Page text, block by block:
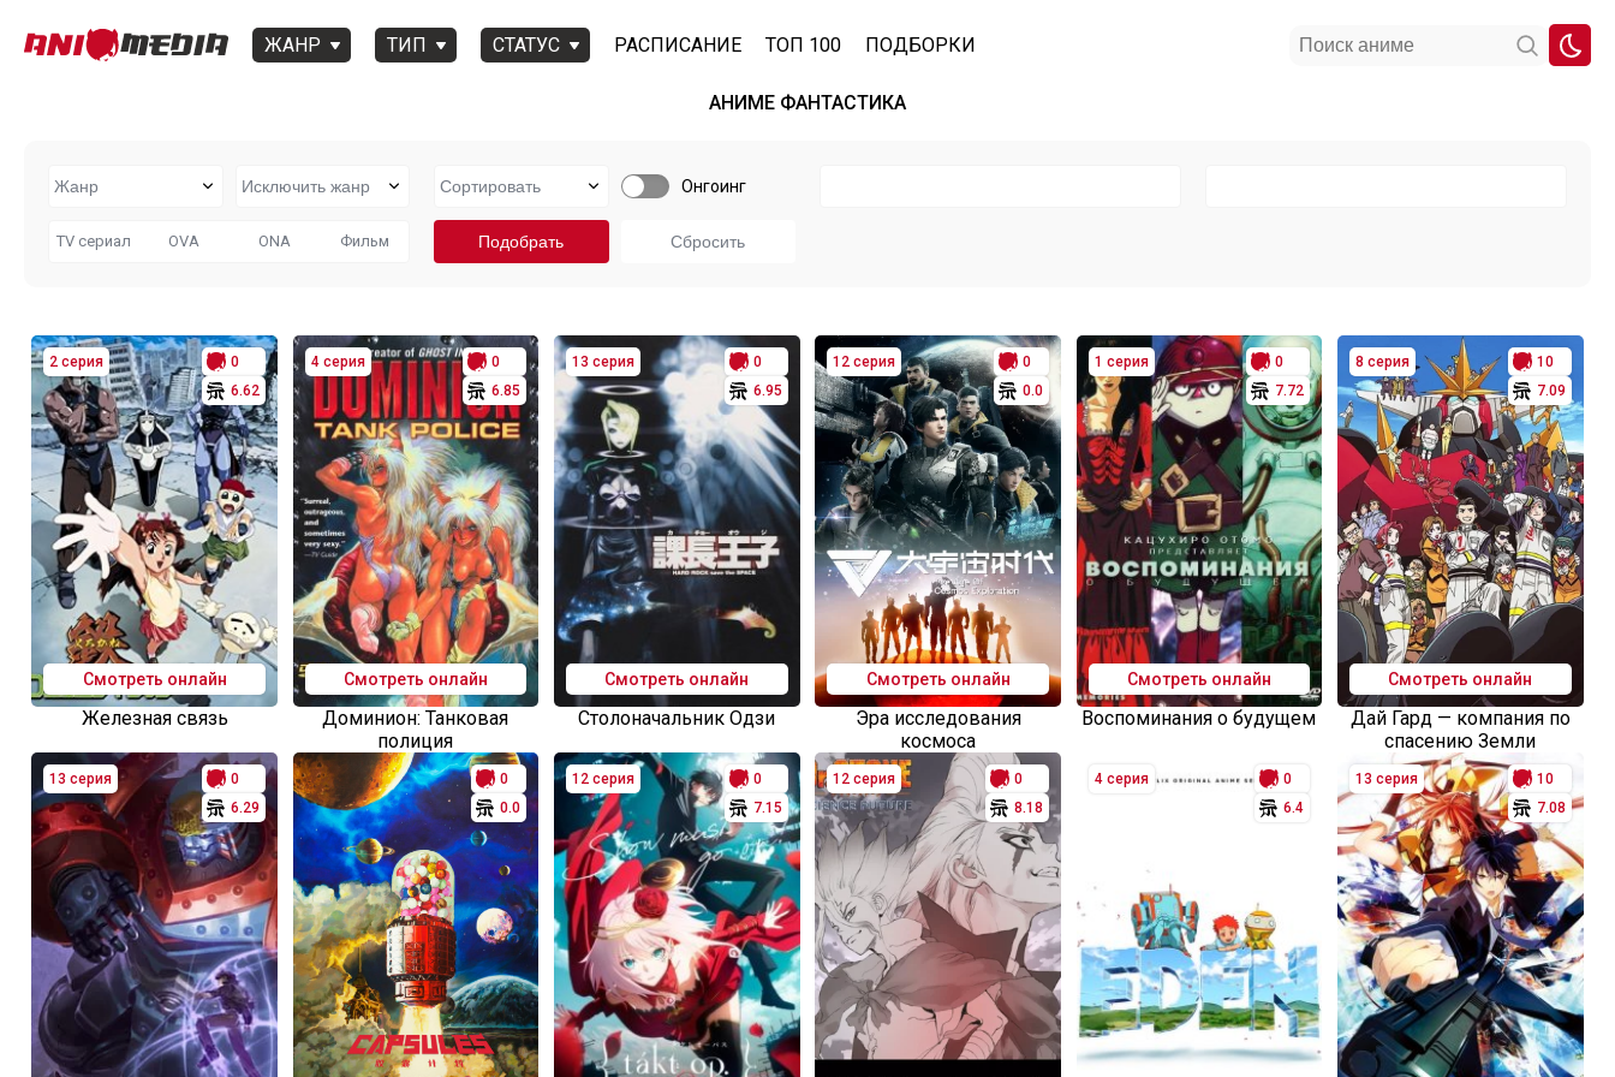
ЖАНР ТИП СТАТУС РАСПИСАНИЕ ТОП 100 ПОДБОРКИ
АНИМЕ ФАНТАСТИКА
Онгоинг
TV сериал OVA ONA Фильм
2 серия
0
6.62
Смотреть онлайн
Железная связь
4 серия
0
6.85
Смотреть онлайн
Доминион: Танковая
полиция
13 серия
0
6.95
Смотреть онлайн
Столоначальник Одзи
12 серия
0
0.0
Смотреть онлайн
Эра исследования
космоса
1 серия
0
7.72
Смотреть онлайн
Воспоминания о будущем
8 серия
10
7.09
Смотреть онлайн
Дай Гард — компания по
спасению Земли
13 серия
0
6.29
0
0.0
12 серия
0
7.15
12 серия
0
8.18
4 серия
0
6.4
13 серия
10
7.08